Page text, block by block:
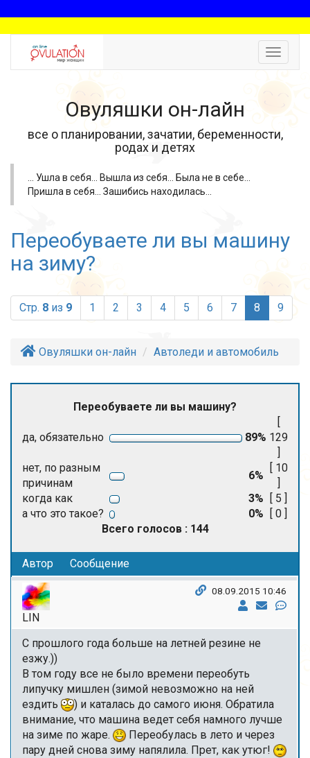
Toggle
Овуляшки он-лайн
все о планировании, зачатии, беременности,
родах и детях
... Ушла в себя... Вышла из себя... Была не в себе...
Пришла в себя... Зашибись находилась...
Переобуваете ли вы машину
на зиму?
Стр. 8 из 9 1 2 3 4 5 6 7 8 (current)
9
Овуляшки он-лайн Автоледи и автомобиль
Переобуваете ли вы машину?
да, обязательно 89%
[
129
]
нет, по разным
причинам
6%
[ 10
]
когда как
3%
[ 5 ]
а что это такое?
0%
[ 0 ]
Всего голосов : 144
Автор Сообщение
LIN
08.09.2015 10:46
С прошлого года больше на летней резине не
езжу.))
В том году все не было времени переобуть
липучку мишлен (зимой невозможно на ней
ездить
) и каталась до самого июня. Обратила
внимание, что машина ведет себя намного лучше
на зиме по жаре.
Переобулась в лето и через
пару дней снова зиму напялила. Прет, как утюг!